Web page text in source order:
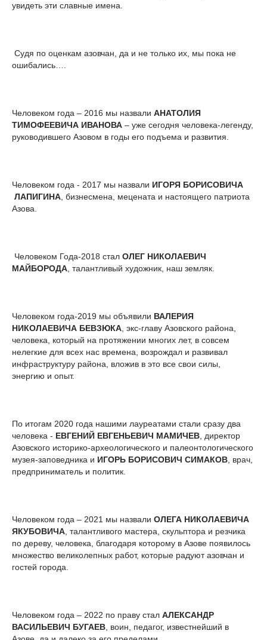
увидеть эти славные имена.
Судя по оценкам азовчан, да и не только их, мы пока не
ошибались….
Человеком года – 2016 мы назвали АНАТОЛИЯ
ТИМОФЕЕВИЧА ИВАНОВА – уже сегодня человека-легенду,
руководившего Азовом в годы его подъема и развития.
Человеком года - 2017 мы назвали ИГОРЯ БОРИСОВИЧА
ЛАПИГИНА, бизнесмена, мецената и настоящего патриота
Азова.
Человеком Года-2018 стал ОЛЕГ НИКОЛАЕВИЧ
МАЙБОРОДА, талантливый художник, наш земляк.
Человеком года-2019 мы объявили ВАЛЕРИЯ
НИКОЛАЕВИЧА БЕВЗЮКА, экс-главу Азовского района,
человека, который на протяжении многих лет, в совсем
нелегкие для всех нас времена, возрождал и развивал
инфраструктуру района, вложив в это все свои силы,
энергию и опыт.
По итогам 2020 года нашими лауреатами стали сразу два
человека - ЕВГЕНИЙ ЕВГЕНЬЕВИЧ МАМИЧЕВ, директор
Азовского историко-археологического и палеонтологического
музея-заповедника и ИГОРЬ БОРИСОВИЧ СИМАКОВ, врач,
предприниматель и политик.
Человеком года – 2021 мы назвали ОЛЕГА НИКОЛАЕВИЧА
ЯКУБОВИЧА, талантливого мастера, скульптора и резчика
по дереву, человека, благодаря которому в Азове появилось
множество великолепных работ, которые радуют азовчан и
гостей города.
Человеком года – 2022 по праву стал АЛЕКСАНДР
ВАСИЛЬЕВИЧ БУГАЕВ, воин, педагог, известнейший в